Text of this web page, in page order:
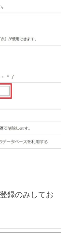
録のみしてお